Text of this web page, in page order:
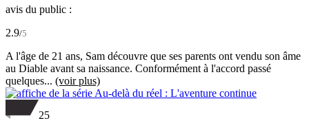
avis du public :
2.9/5
A l'âge de 21 ans, Sam découvre que ses parents ont vendu son âme
au Diable avant sa naissance. Conformément à l'accord passé
quelques... (voir plus)
25